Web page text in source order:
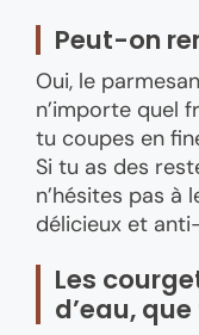
Peut-on
Oui, le
n’importe quel
tu coupes en
Si tu as des
n’hésites pas à
délicieux et
Les
d’eau,